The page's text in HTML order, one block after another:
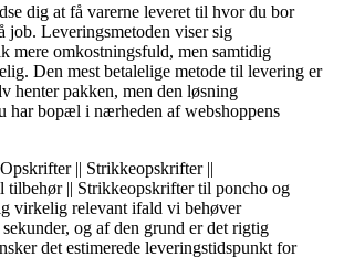
dig at få varerne leveret til hvor du bor
job. Leveringsmetoden viser sig
mere omkostningsfuld, men samtidig
Den mest betalelige metode til levering er
henter pakken, men den løsning
har bopæl i nærheden af webshoppens
|| Strikkeopskrifter ||
tilbehør || Strikkeopskrifter til poncho og
virkelig relevant ifald vi behøver
og af den grund er det rigtig
det estimerede leveringstidspunkt for